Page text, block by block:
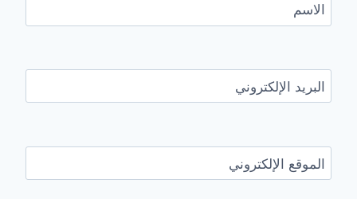
الاسم
البريد الإلكتروني
الموقع الإلكتروني